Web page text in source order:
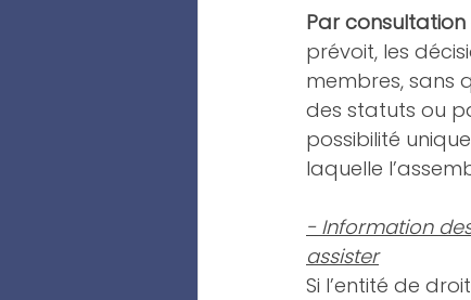
Par
prévoit, les
membres, sans
des statuts ou
possibilité
laquelle
- Information
assister
Si l’entité de